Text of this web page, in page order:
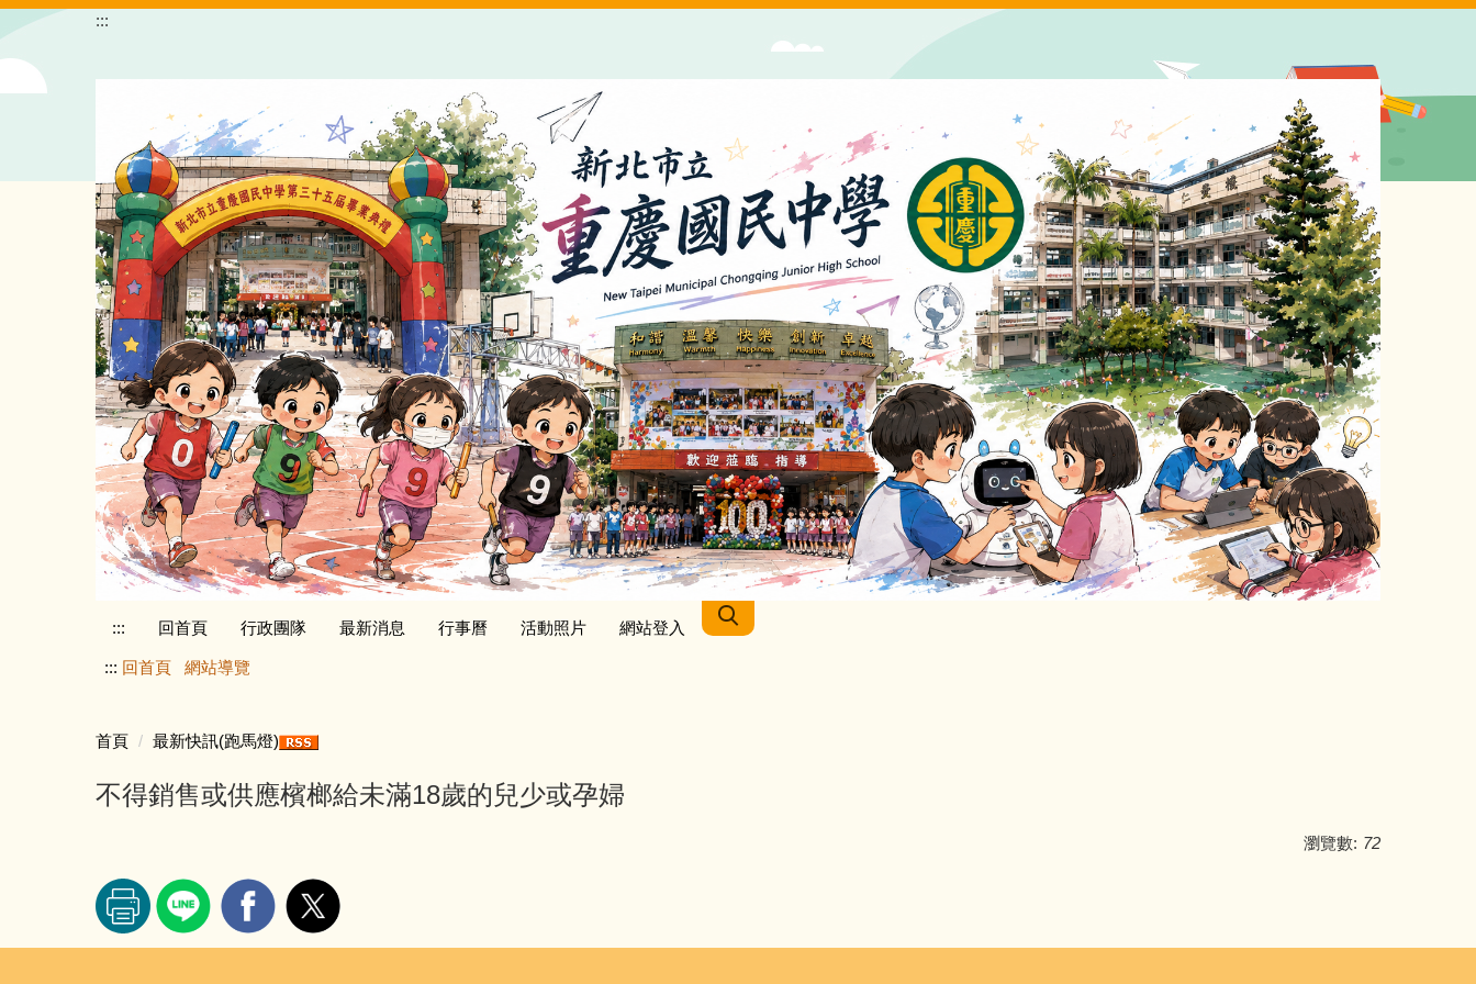
主
:::
::: 回首頁 行政團隊 最新消息 行事曆 活動照片 網站登入
::: 回首頁 網站導覽
首頁 最新快訊(跑馬燈)
不得銷售或供應檳榔給未滿18歲的兒少或孕婦
瀏覽數: 72